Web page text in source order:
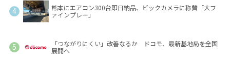
熊本にエアコン300台即日納品、ビックカメラに称賛「大フ
ァインプレー」
「つながりにくい」改善なるか ドコモ、最新基地局を全国
展開へ